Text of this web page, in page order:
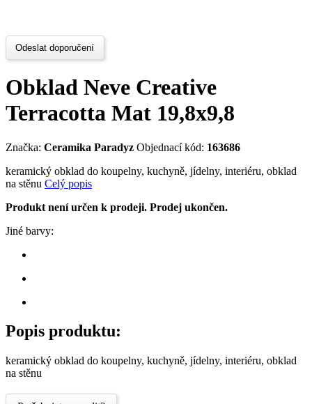
Odeslat doporučení
Obklad Neve Creative
Terracotta Mat 19,8x9,8
Značka: Ceramika Paradyz Objednací kód: 163686
keramický obklad do koupelny, kuchyně, jídelny, interiéru, obklad
na stěnu Celý popis
Produkt není určen k prodeji. Prodej ukončen.
Jiné barvy:
Popis produktu:
keramický obklad do koupelny, kuchyně, jídelny, interiéru, obklad
na stěnu